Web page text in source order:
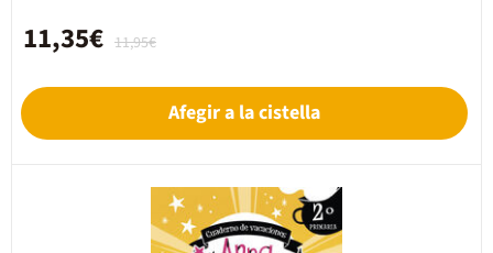
11,95€
11,35€
Afegir a la cistella